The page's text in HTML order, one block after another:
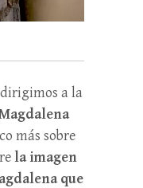
a la
más sobre
la imagen
que